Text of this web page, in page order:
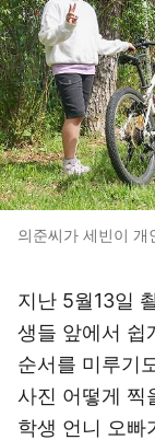
의준씨가 세빈이 개
지난 5월13일
생들 앞에서 쉽
순서를 미루기
사진 어떻게 찍
학생 언니 오빠